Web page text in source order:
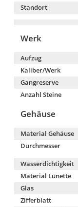
Standort
Werk
Aufzug
Kaliber/Werk
Gangreserve
Anzahl Steine
Gehäuse
Material Gehäuse
Durchmesser
Wasserdichtigkeit
Material Lünette
Glas
Zifferblatt